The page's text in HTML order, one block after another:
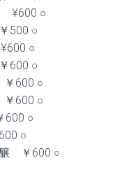
¥600 ○
500 ○
○
600 ○
600 ○
600 ○
○
○
￥600 ○